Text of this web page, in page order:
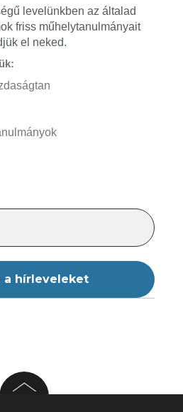
levelünkben az általad
friss műhelytanulmányait
el neked.